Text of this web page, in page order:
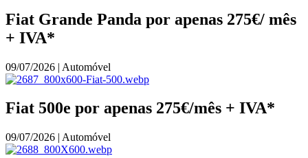
Fiat Grande Panda por apenas 275€/ mês
+ IVA*
09/07/2026 | Automóvel
Fiat 500e por apenas 275€/mês + IVA*
09/07/2026 | Automóvel